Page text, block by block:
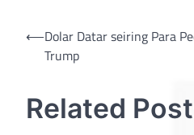
Post
navigation
⟵Dolar Datar seiring Para
Trump
Related